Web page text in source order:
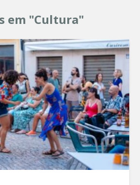
em "Cultura"